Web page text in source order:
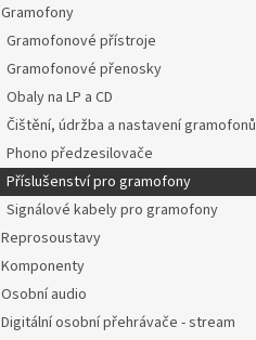
Gramofony
Gramofonové přístroje
Gramofonové přenosky
Obaly na LP a CD
Čištění, údržba a nastavení gramofonů
Phono předzesilovače
Příslušenství pro gramofony
Signálové kabely pro gramofony
Reprosoustavy
Komponenty
Osobní audio
Digitální osobní přehrávače - stream